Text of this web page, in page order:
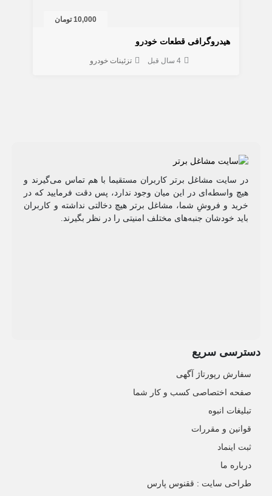
10,000 تومان
هیدروگرافی قطعات خودرو
4 سال قبل تزئینات خودرو
در سایت مشاغل برتر کاربران مستقیما با هم تماس می‌گیرند و
هیچ واسطه‌ای در این میان وجود ندارد، پس دقت فرمایید که در
خرید و فروشِ شما، مشاغل برتر هیچ دخالتی نداشته و کاربران
باید خودشان جنبه‌های مختلف امنیتی را در نظر بگیرند.
دسترسی سریع
سفارش رپورتاژ آگهی
صفحه اختصاصی کسب و کار شما
تبلیغات انبوه
قوانین و مقررات
ثبت اینماد
درباره ما
طراحی سایت : ققنوس پارس